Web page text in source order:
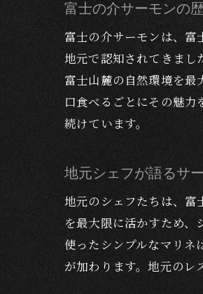
富士の介サーモンの
富士の介サーモンは、富
地元で認知されてきまし
富士山麓の自然環境を最
口食べるごとにその魅
続けています。
地元シェフが語るサ
地元のシェフたちは、
を最大限に活かすため、
使ったシンプルなマリネ
が加わります。地元のレ